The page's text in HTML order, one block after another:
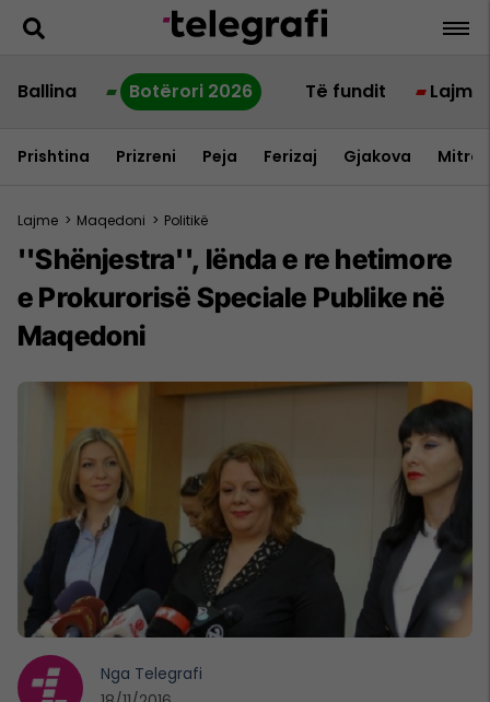
Ballina Botërori 2026 Të fundit Lajme
Prishtina Prizreni Peja Ferizaj Gjakova
Lajme > Maqedoni > Politikë
''Shënjestra'', lënda e re hetimore
e Prokurorisë Speciale Publike në
Maqedoni
Nga Telegrafi